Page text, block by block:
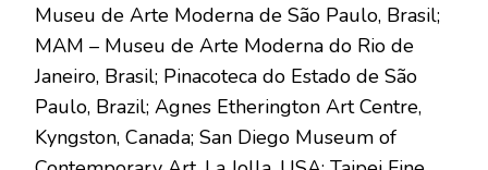
Museu de Arte Moderna de São Paulo, Brasil;
MAM – Museu de Arte Moderna do Rio de
Janeiro, Brasil; Pinacoteca do Estado de São
Paulo, Brazil; Agnes Etherington Art Centre,
Kyngston, Canada; San Diego Museum of